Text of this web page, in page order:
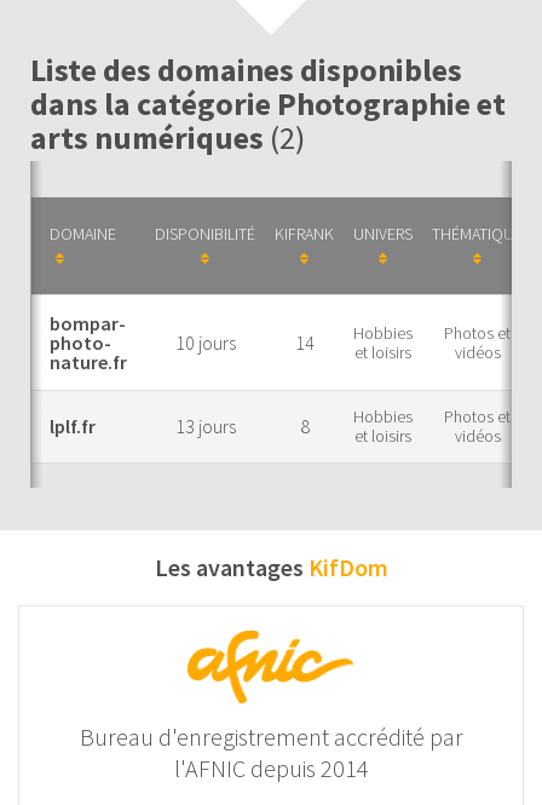
Liste des domaines disponibles
dans la catégorie Photographie et
arts numériques (2)
DOMAINE DISPONIBILITÉ KIFRANK UNIVERS THÉMATIQUE
bompar-
photo-
nature.fr
10 jours 14
Hobbies
et loisirs
Photos et
vidéos
lplf.fr 13 jours 8
Hobbies
et loisirs
Photos et
vidéos
Les avantages KifDom
Bureau d'enregistrement accrédité par
l'AFNIC depuis 2014